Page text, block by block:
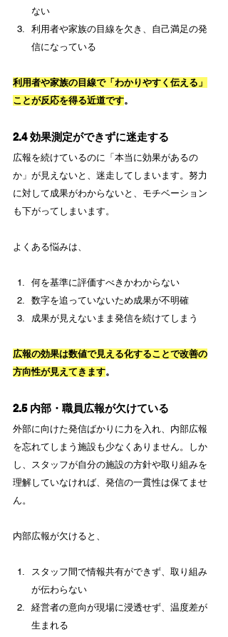
ない
利用者や家族の目線を欠き、自己満足の発
信になっている
利用者や家族の目線で「わかりやすく伝える」
ことが反応を得る近道です。
2.4 効果測定ができずに迷走する
広報を続けているのに「本当に効果があるの
か」が見えないと、迷走してしまいます。努力
に対して成果がわからないと、モチベーション
も下がってしまいます。
よくある悩みは、
何を基準に評価すべきかわからない
数字を追っていないため成果が不明確
成果が見えないまま発信を続けてしまう
広報の効果は数値で見える化することで改善の
方向性が見えてきます。
2.5 内部・職員広報が欠けている
外部に向けた発信ばかりに力を入れ、内部広報
を忘れてしまう施設も少なくありません。しか
し、スタッフが自分の施設の方針や取り組みを
理解していなければ、発信の一貫性は保てませ
ん。
内部広報が欠けると、
スタッフ間で情報共有ができず、取り組み
が伝わらない
経営者の意向が現場に浸透せず、温度差が
生まれる